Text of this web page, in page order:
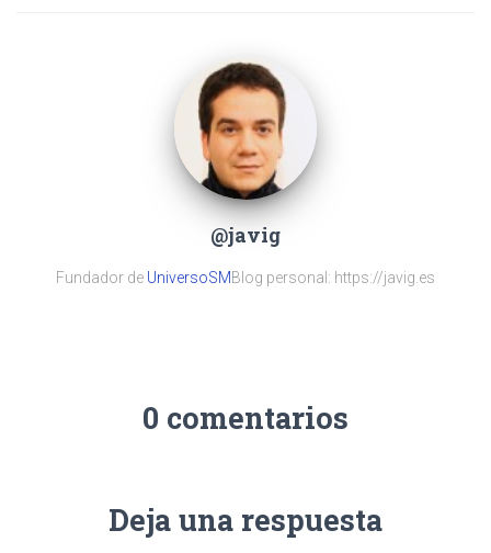
@javig
Fundador de UniversoSMBlog personal: https://javig.es
0 comentarios
Deja una respuesta